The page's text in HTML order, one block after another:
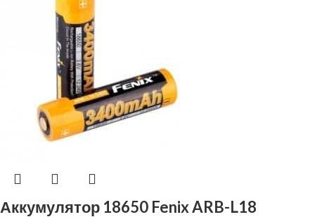
Аккумулятор 18650 Fenix ARB-L18